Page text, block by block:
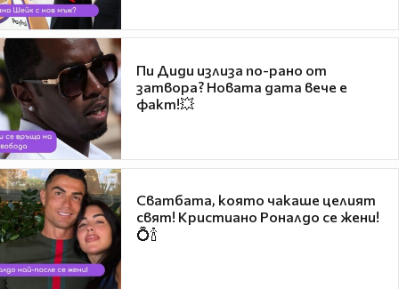
Пи Диди излиза по-рано от
затвора? Новата дата вече е
факт!💥
Сватбата, която чакаше целият
свят! Кристиано Роналдо се жени!
💍🍾